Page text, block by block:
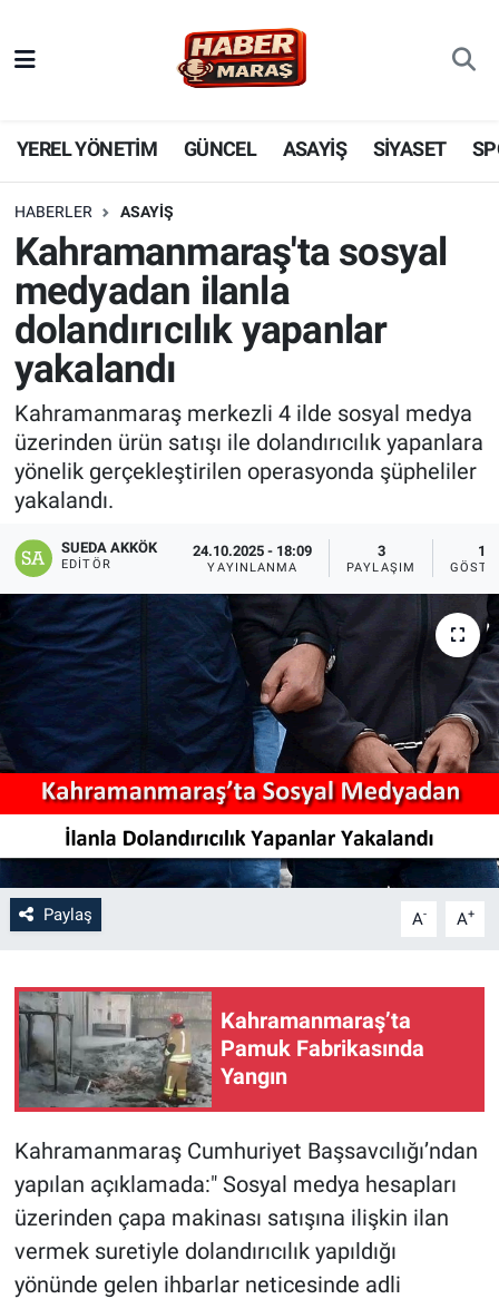
YEREL YÖNETİM GÜNCEL ASAYİŞ SİYASET
HABERLER ASAYİŞ
Kahramanmaraş'ta sosyal
medyadan ilanla
dolandırıcılık yapanlar
yakalandı
Kahramanmaraş merkezli 4 ilde sosyal medya
üzerinden ürün satışı ile dolandırıcılık yapanlara
yönelik gerçekleştirilen operasyonda şüpheliler
yakalandı.
SUEDA AKKÖK
EDITÖR
24.10.2025 - 18:09
YAYINLANMA
3
PAYLAŞIM
19
Paylaş A- A+
Kahramanmaraş’ta
Pamuk Fabrikasında
Yangın
Kahramanmaraş Cumhuriyet Başsavcılığı’ndan
yapılan açıklamada:" Sosyal medya hesapları
üzerinden çapa makinası satışına ilişkin ilan
vermek suretiyle dolandırıcılık yapıldığı
yönünde gelen ihbarlar neticesinde adli
YEREL YÖNETİM
GÜNCEL
BİLİM VE TEKNOLOJİ
KADIN AİLE
SPOR
DÜNYA
EKONOMİ
SİYASET
SAĞLIK
YAŞAM
EĞİTİM
ASAYİŞ
MAGAZİN
KÜLTÜR-SANAT
ÇEVRE
Nöbetçi Eczaneler
Hava Durumu
Trafik Durumu
Süper Lig Puan Durumu ve Fikstür
Tüm Manşetler
Son Dakika Haberleri
Haber Arşivi